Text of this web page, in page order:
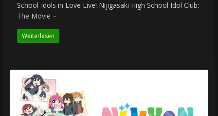
School-Idols in Love Live! Nijigasaki High School Idol Club:
The Movie –
Weiterlesen